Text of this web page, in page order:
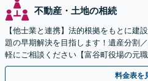
不動産・土地の相続
【他士業と連携】法的根拠をもとに建
題の早期解決を目指します！遺産分割
軽にご相談ください【富谷町役場の元
添う、敷居の低い事務所です【無料駐
料金表を